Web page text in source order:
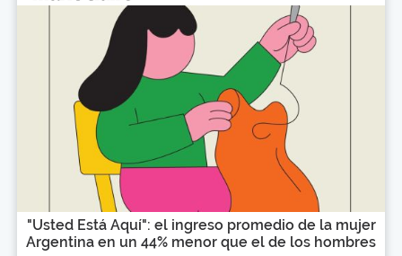
"Usted Está Aquí": el ingreso promedio de la mujer
Argentina en un 44% menor que el de los hombres